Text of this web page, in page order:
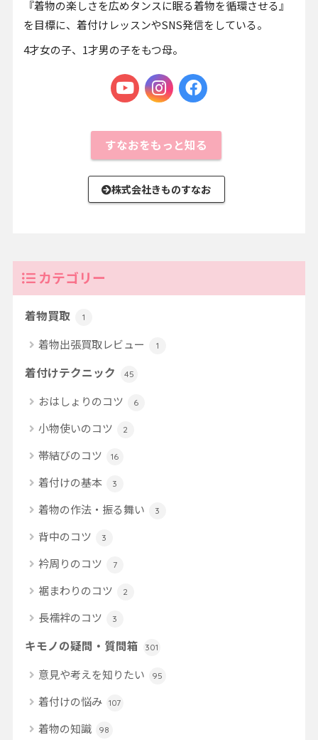
『着物の楽しさを広めタンスに眠る着物を循環させる』
を目標に、着付けレッスンやSNS発信をしている。
4才女の子、1才男の子をもつ母。
すなおをもっと知る
株式会社きものすなお
カテゴリー
着物買取 1
着物出張買取レビュー 1
着付けテクニック 45
おはしょりのコツ 6
小物使いのコツ 2
帯結びのコツ 16
着付けの基本 3
着物の作法・振る舞い 3
背中のコツ 3
衿周りのコツ 7
裾まわりのコツ 2
長襦袢のコツ 3
キモノの疑問・質問箱 301
意見や考えを知りたい 95
着付けの悩み 107
着物の知識 98